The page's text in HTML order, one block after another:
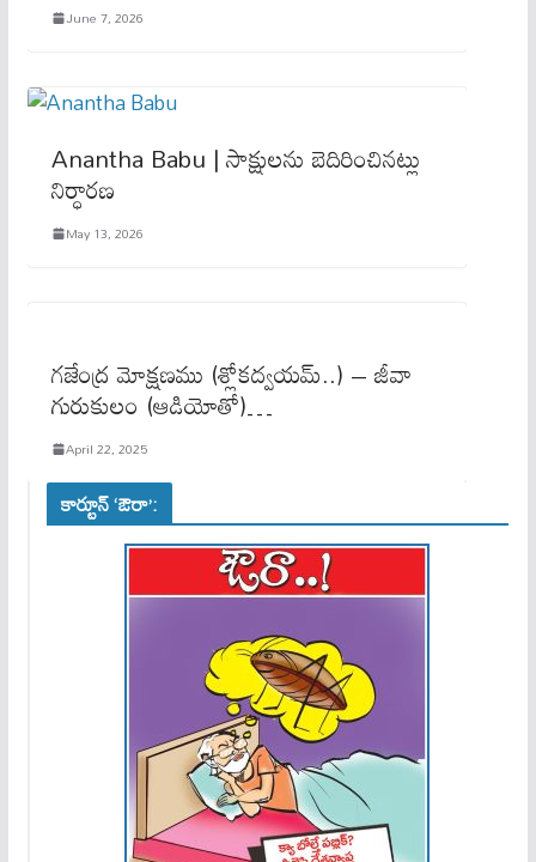
June 7, 2026
Anantha Babu | సాక్షులను బెదిరించినట్లు
నిర్ధారణ
May 13, 2026
గజేంద్ర మోక్షణము (శ్లోకద్వయమ్..) – జీవా
గురుకులం (ఆడియోతో)…
April 22, 2025
కార్టూన్ ‘ఔరా’: